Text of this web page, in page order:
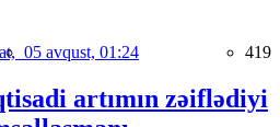
05 avqust, 01:24 419
artımın zəiflədiyi